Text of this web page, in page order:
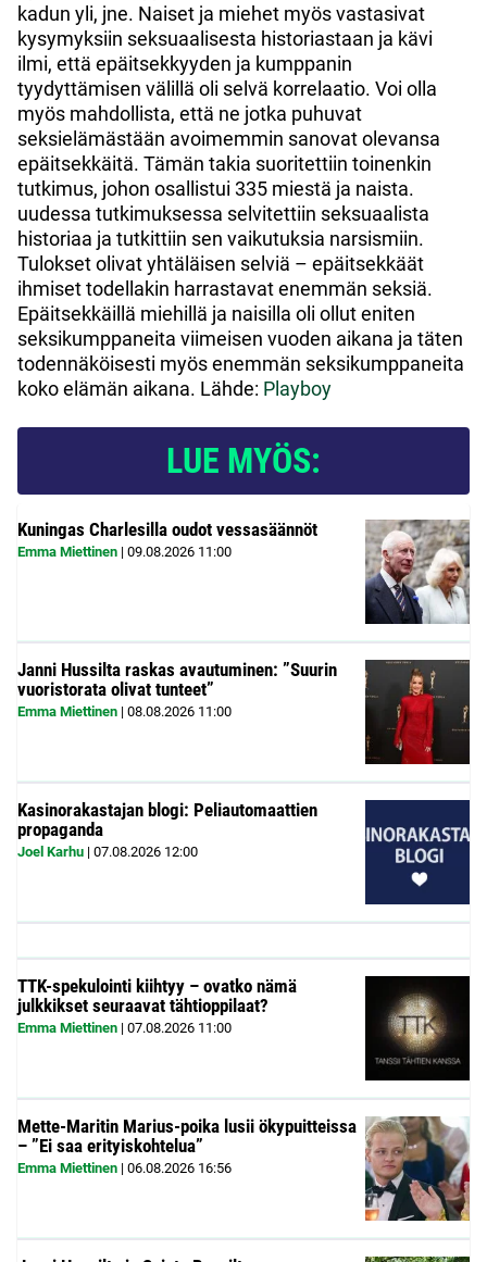
kadun yli, jne. Naiset ja miehet myös vastasivat
kysymyksiin seksuaalisesta historiastaan ja kävi
ilmi, että epäitsekkyyden ja kumppanin
tyydyttämisen välillä oli selvä korrelaatio. Voi olla
myös mahdollista, että ne jotka puhuvat
seksielämästään avoimemmin sanovat olevansa
epäitsekkäitä. Tämän takia suoritettiin toinenkin
tutkimus, johon osallistui 335 miestä ja naista.
uudessa tutkimuksessa selvitettiin seksuaalista
historiaa ja tutkittiin sen vaikutuksia narsismiin.
Tulokset olivat yhtäläisen selviä – epäitsekkäät
ihmiset todellakin harrastavat enemmän seksiä.
Epäitsekkäillä miehillä ja naisilla oli ollut eniten
seksikumppaneita viimeisen vuoden aikana ja täten
todennäköisesti myös enemmän seksikumppaneita
koko elämän aikana. Lähde: Playboy
LUE MYÖS:
Kuningas Charlesilla oudot vessasäännöt
Emma Miettinen | 09.08.2026 11:00
Janni Hussilta raskas avautuminen: ”Suurin
vuoristorata olivat tunteet”
Emma Miettinen | 08.08.2026 11:00
Kasinorakastajan blogi: Peliautomaattien
propaganda
Joel Karhu | 07.08.2026 12:00
TTK-spekulointi kiihtyy – ovatko nämä
julkkikset seuraavat tähtioppilaat?
Emma Miettinen | 07.08.2026 11:00
Mette-Maritin Marius-poika lusii ökypuitteissa
– ”Ei saa erityiskohtelua”
Emma Miettinen | 06.08.2026 16:56